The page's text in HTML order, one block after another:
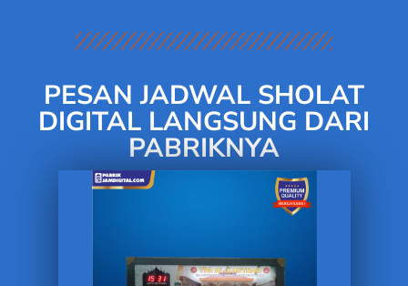
PESAN JADWAL SHOLAT
DIGITAL LANGSUNG DARI
PABRIKNYA